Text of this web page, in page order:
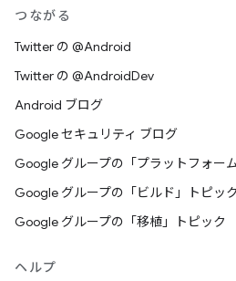
つながる
Twitter の @Android
Twitter の @AndroidDev
Android ブログ
Google セキュリティ ブログ
Google グループの「プラットフォー
Google グループの「ビルド」トピック
Google グループの「移植」トピック
ヘルプ